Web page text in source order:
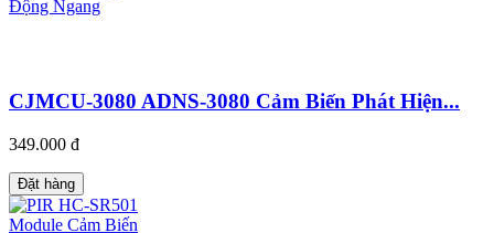
CJMCU-3080 ADNS-3080 Cảm Biến Phát Hiện...
349.000 đ
Đặt hàng